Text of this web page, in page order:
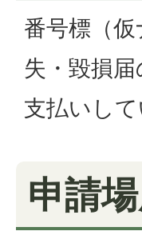
番号標（
失・毀損
支払いして
申請